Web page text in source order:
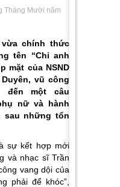
Tháng Mười năm
chính thức
tên “Chỉ anh
mặt của NSND
vũ công
đến một câu
nữ và hành
sau những tổn
sự kết hợp mới
và nhạc sĩ Trần
vang dội của
phải để khóc”